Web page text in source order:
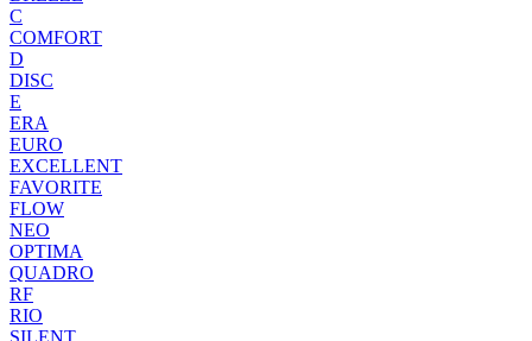
C
COMFORT
D
DISC
E
ERA
EURO
EXCELLENT
FAVORITE
FLOW
NEO
OPTIMA
QUADRO
RF
RIO
SILENT